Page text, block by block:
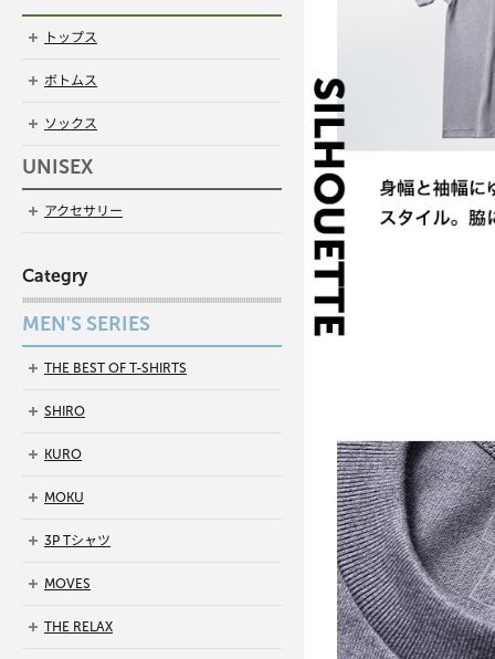
トップス
ボトムス
ソックス
UNISEX
アクセサリー
Categry
MEN'S SERIES
THE BEST OF T-SHIRTS
SHIRO
KURO
MOKU
3P Tシャツ
MOVES
THE RELAX